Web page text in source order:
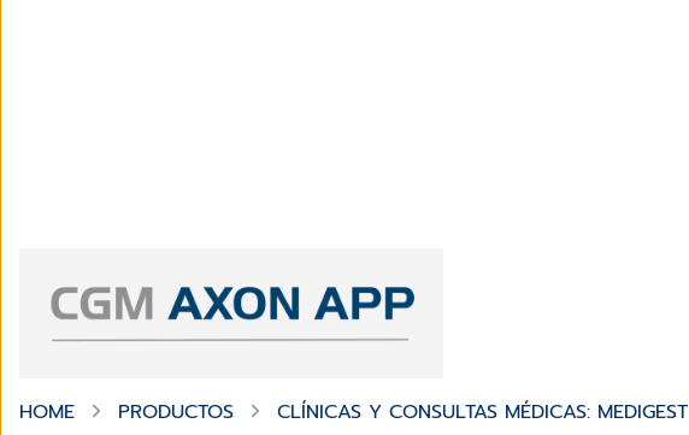
HOME PRODUCTOS CLÍNICAS Y CONSULTAS MÉDICAS: MEDIGEST